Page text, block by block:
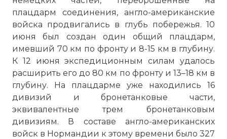
плацдарм соединения, англо-американские
войска продвигались в глубь побережья. 10
июня был создан один общий плацдарм,
имевший 70 км по фронту и 8-15 км в глубину.
К 12 июня экспедиционным силам удалось
расширить его до 80 км по фронту и 13–18 км в
глубину. На плацдарме уже находились 16
дивизий и бронетанковые части,
эквивалентные трем бронетанковым
дивизиям. В составе англо-американских
войск в Нормандии к этому времени было 327